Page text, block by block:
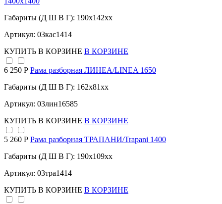
Габариты (Д Ш В Г): 190x142xx
Артикул: 03кас1414
КУПИТЬ В КОРЗИНЕ В КОРЗИНЕ
6 250 Р Рама разборная ЛИНЕА/LINEA 1650
Габариты (Д Ш В Г): 162x81xx
Артикул: 03лин16585
КУПИТЬ В КОРЗИНЕ В КОРЗИНЕ
5 260 Р Рама разборная ТРАПАНИ/Trapani 1400
Габариты (Д Ш В Г): 190x109xx
Артикул: 03тра1414
КУПИТЬ В КОРЗИНЕ В КОРЗИНЕ